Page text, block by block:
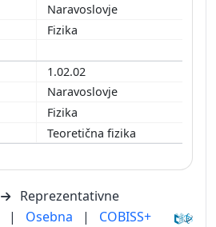
Naravoslovje
Fizika
1.02.02
Naravoslovje
Fizika
Teoretična fizika
Reprezentativne
| Osebna | COBISS+